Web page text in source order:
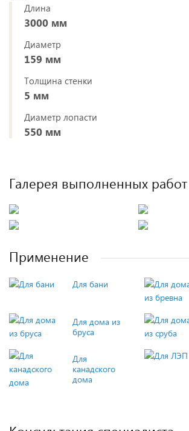
Длина
3000 мм
Диаметр
159 мм
Толщина стенки
5 мм
Диаметр лопасти
550 мм
Галерея выполненных работ
Применение
Для бани
Для дома из
бруса
Для
канадского
дома